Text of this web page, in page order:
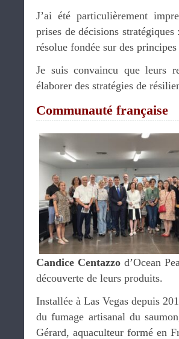
J’ai été particulièrement
prises de décisions
résolue fondée sur des
Je suis convaincu que leurs
élaborer des stratégies de
Communauté française
Candice Centazzod’Ocean
découverte de leurs produits.
Installée à Las Vegas depuis
du fumage artisanal du
Gérard, aquaculteur formé en